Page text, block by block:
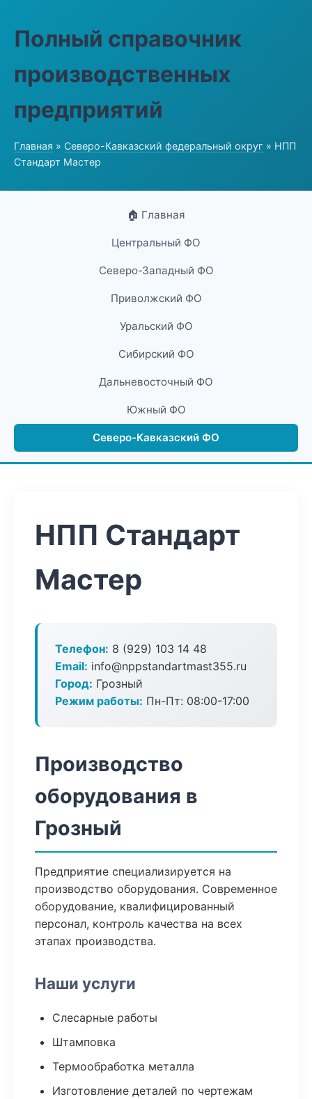
Полный справочник
производственных
предприятий
Главная » Северо-Кавказский федеральный округ » НПП
Стандарт Мастер
🏠 Главная
Центральный ФО
Северо-Западный ФО
Приволжский ФО
Уральский ФО
Сибирский ФО
Дальневосточный ФО
Южный ФО
Северо-Кавказский ФО
НПП Стандарт
Мастер
Телефон: 8 (929) 103 14 48
Email: info@nppstandartmast355.ru
Город: Грозный
Режим работы: Пн-Пт: 08:00-17:00
Производство
оборудования в
Грозный
Предприятие специализируется на
производство оборудования. Современное
оборудование, квалифицированный
персонал, контроль качества на всех
этапах производства.
Наши услуги
Слесарные работы
Штамповка
Термообработка металла
Изготовление деталей по чертежам